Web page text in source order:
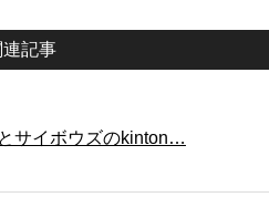
連記事
サイボウズのkinton…